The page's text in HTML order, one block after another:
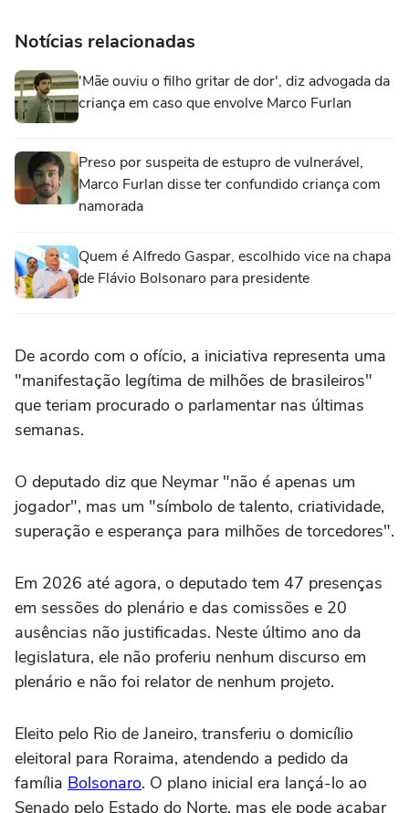
Notícias relacionadas
'Mãe ouviu o filho gritar de dor', diz advogada da
criança em caso que envolve Marco Furlan
Preso por suspeita de estupro de vulnerável,
Marco Furlan disse ter confundido criança com
namorada
Quem é Alfredo Gaspar, escolhido vice na chapa
de Flávio Bolsonaro para presidente
De acordo com o ofício, a iniciativa representa uma
"manifestação legítima de milhões de brasileiros"
que teriam procurado o parlamentar nas últimas
semanas.
O deputado diz que Neymar "não é apenas um
jogador", mas um "símbolo de talento, criatividade,
superação e esperança para milhões de torcedores".
Em 2026 até agora, o deputado tem 47 presenças
em sessões do plenário e das comissões e 20
ausências não justificadas. Neste último ano da
legislatura, ele não proferiu nenhum discurso em
plenário e não foi relator de nenhum projeto.
Eleito pelo Rio de Janeiro, transferiu o domicílio
eleitoral para Roraima, atendendo a pedido da
família Bolsonaro. O plano inicial era lançá-lo ao
Senado pelo Estado do Norte, mas ele pode acabar